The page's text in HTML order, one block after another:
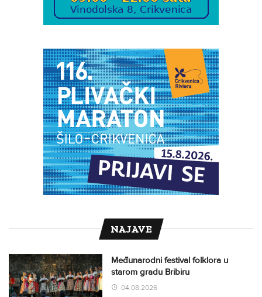
NAJAVE
Međunarodni festival folklora u
starom gradu Bribiru
04.08.2026